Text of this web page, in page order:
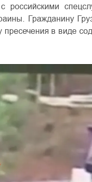
российскими
Гражданину
в виде